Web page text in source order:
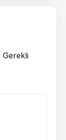
Gerekli